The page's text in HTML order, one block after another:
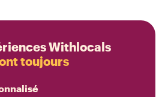
Withlocals
toujours